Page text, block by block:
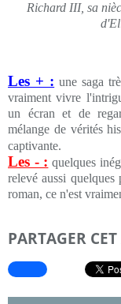
Richard III, sa
Les + : une saga
vraiment vivre
un écran et de
mélange de vérités
captivante.
Les - : quelques
relevé aussi quelques
roman, ce n'est
PARTAGER